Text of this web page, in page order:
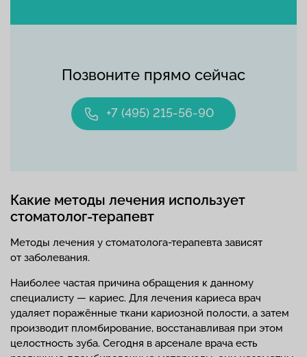
Позвоните прямо сейчас
+7 (495) 215-56-90
Какие методы лечения использует
стоматолог-терапевт
Методы лечения у стоматолога-терапевта зависят
от заболевания.
Наиболее частая причина обращения к данному
специалисту — кариес. Для лечения кариеса врач
удаляет поражённые ткани кариозной полости, а затем
производит пломбирование, восстанавливая при этом
целостность зуба. Сегодня в арсенале врача есть